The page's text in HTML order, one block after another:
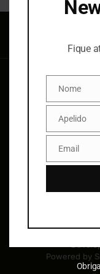
Powered by
Fique
Nome
Nome
Apelido
Apelido
Email
Email